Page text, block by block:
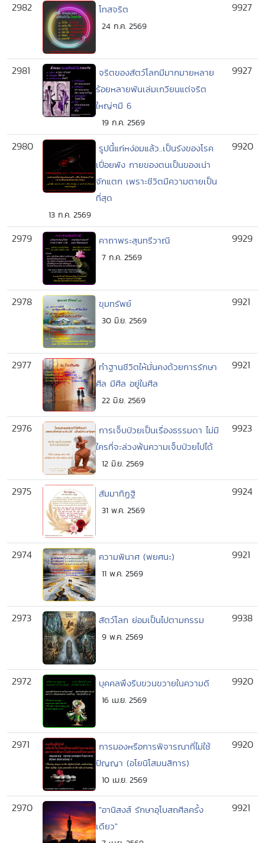
2982 โทสจริต
24 ก.ค. 2569
9927
2981
จริตของสัตว์โลกมีมากมายหลาย
ร้อยหลายพันเล่มเกวียนแต่จริต
ใหญ่ๆมี 6
19 ก.ค. 2569
9927
2980
รูปนี้แก่หง่อมแล้ว..เป็นรังของโรค
เปื่อยพัง กายของตนเป็นของเน่า
จักแตก เพราะชีวิตมีความตายเป็น
ที่สุด
13 ก.ค. 2569
9920
2979 คาถาพระสุนทรีวาณี
7 ก.ค. 2569
9929
2978 ขุมทรัพย์
30 มิ.ย. 2569
9921
2977
ทำฐานชีวิตให้มั่นคงด้วยการรักษา
ศีล มีศีล อยู่ในศีล
22 มิ.ย. 2569
9921
2976
การเจ็บป่วยเป็นเรื่องธรรมดา ไม่มี
ใครที่จะล่วงพ้นความเจ็บป่วยไปได้
12 มิ.ย. 2569
9923
2975 สัมมาทิฏฐิ
31 พ.ค. 2569
9924
2974 ความพินาศ (พยศนะ)
11 พ.ค. 2569
9921
2973 สัตว์โลก ย่อมเป็นไปตามกรรม
9 พ.ค. 2569
9938
2972 บุคคลพึงรีบขวนขวายในความดี
16 เม.ย. 2569
9920
2971
การมองหรือการพิจารณาที่ไม่ใช้
ปัญญา (อโยนิโสมนสิการ)
10 เม.ย. 2569
9920
2970
"อานิสงส์ รักษาอุโบสถศีลครั้ง
เดียว"
9921